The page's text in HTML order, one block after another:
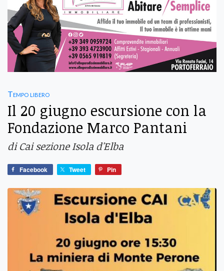
Tempo libero
Il 20 giugno escursione con la
Fondazione Marco Pantani
di Cai sezione Isola d'Elba
Facebook Tweet Pin